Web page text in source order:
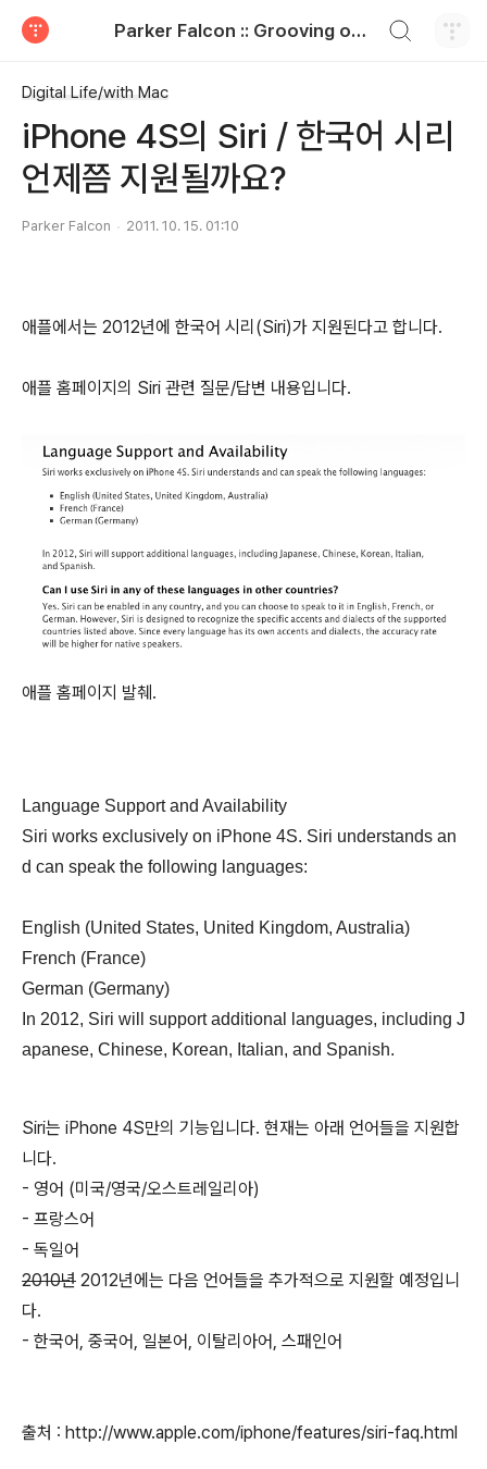
Parker Falcon :: Grooving on the paper
Digital Life/with Mac
iPhone 4S의 Siri / 한국어 시리
언제쯤 지원될까요?
Parker Falcon 2011. 10. 15. 01:10
애플에서는 2012년에 한국어 시리(Siri)가 지원된다고 합니다.
애플 홈페이지의 Siri 관련 질문/답변 내용입니다.
애플 홈페이지 발췌.
Language Support and Availability
Siri works exclusively on iPhone 4S. Siri understands an
d can speak the following languages:
English (United States, United Kingdom, Australia)
French (France)
German (Germany)
In 2012, Siri will support additional languages, including J
apanese, Chinese, Korean, Italian, and Spanish.
Siri는 iPhone 4S만의 기능입니다. 현재는 아래 언어들을 지원합
니다.
- 영어 (미국/영국/오스트레일리아)
- 프랑스어
- 독일어
2010년 2012년에는 다음 언어들을 추가적으로 지원할 예정입니
다.
- 한국어, 중국어, 일본어, 이탈리아어, 스패인어
출처 : http://www.apple.com/iphone/features/siri-faq.html